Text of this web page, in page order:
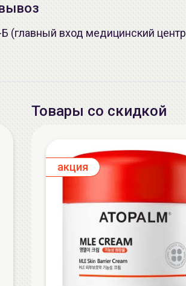
Б (главный вход медицинский центр
Товары со скидкой
aкция